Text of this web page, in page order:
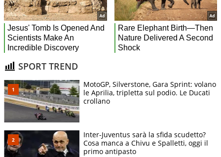
SPORT TREND
MotoGP, Silverstone, Gara Sprint: volano
le Aprilia, tripletta sul podio. Le Ducati
crollano
Inter-Juventus sarà la sfida scudetto?
Cosa manca a Chivu e Spalletti, oggi il
primo antipasto